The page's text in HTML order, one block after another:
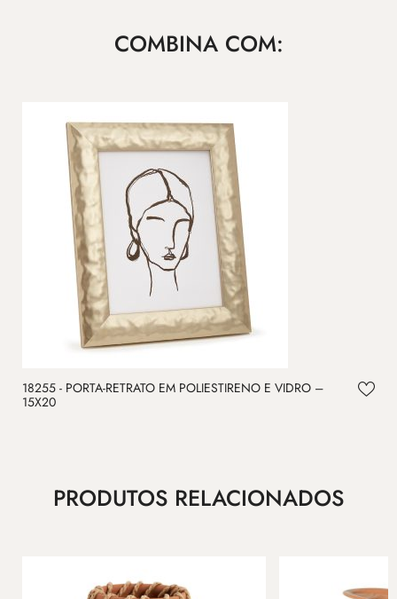
COMBINA COM:
18255 - PORTA-RETRATO EM POLIESTIRENO E VIDRO –
15X20
PRODUTOS RELACIONADOS